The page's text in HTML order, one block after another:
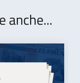
anche...